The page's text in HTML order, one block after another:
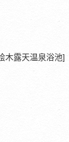
木露天温泉浴池]